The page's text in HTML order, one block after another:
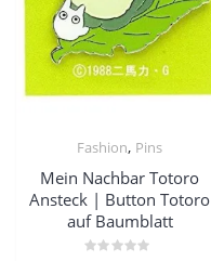
Fashion, Pins
Mein Nachbar Totoro
Ansteck | Button Totoro
auf Baumblatt